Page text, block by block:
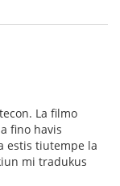
La filmo
fino havis
estis tiutempe la
mi tradukus